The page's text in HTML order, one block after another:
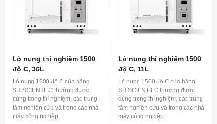
Lò nung thí nghiệm 1500
độ C, 36L
Lò nung 1500 độ C của hãng
SH SCIENTIFC thường được
dùng trong thí nghiệm, các trung
tâm nghiên cứu và trong các nhà
máy công nghiệp.
Lò nung thí nghiệm 1500
độ C, 11L
Lò nung 1500 độ C của hãng
SH SCIENTIFC thường được
dùng trong thí nghiệm, các trung
tâm nghiên cứu và trong các nhà
máy công nghiệp.